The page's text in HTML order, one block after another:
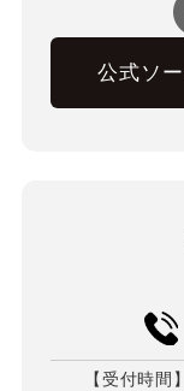
公式ソ
【受付時